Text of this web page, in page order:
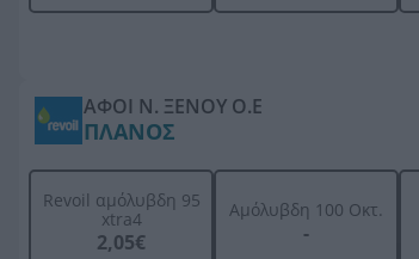
ΑΦΟΙ Ν. ΞΕΝΟΥ Ο.Ε
ΠΛΑΝΟΣ
Revoil αμόλυβδη 95
xtra4
2,05€
Αμόλυβδη 100 Οκτ.
-